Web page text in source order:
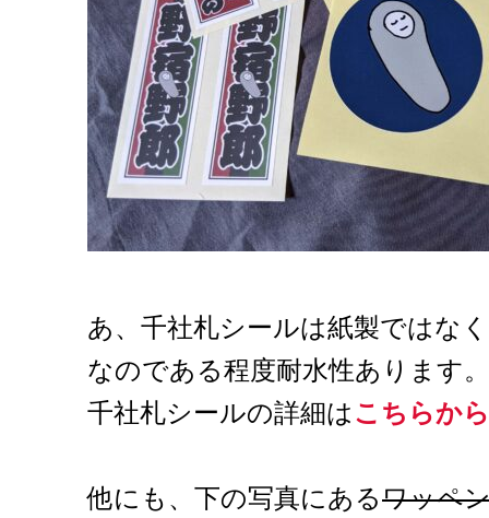
あ、千社札シールは紙製ではな
なのである程度耐水性あります。
千社札シールの詳細はこちらから
他にも、下の写真にあるワッペ